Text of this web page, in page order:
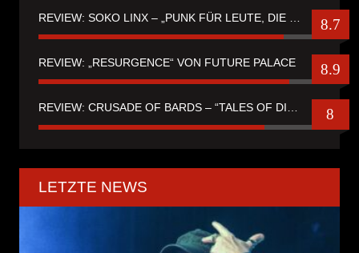
8.7
REVIEW: „RESURGENCE“ VON FUTURE PALACE 8.9
REVIEW: CRUSADE OF BARDS – “TALES OF DISTANT WORLDS“ 8
LETZTE NEWS